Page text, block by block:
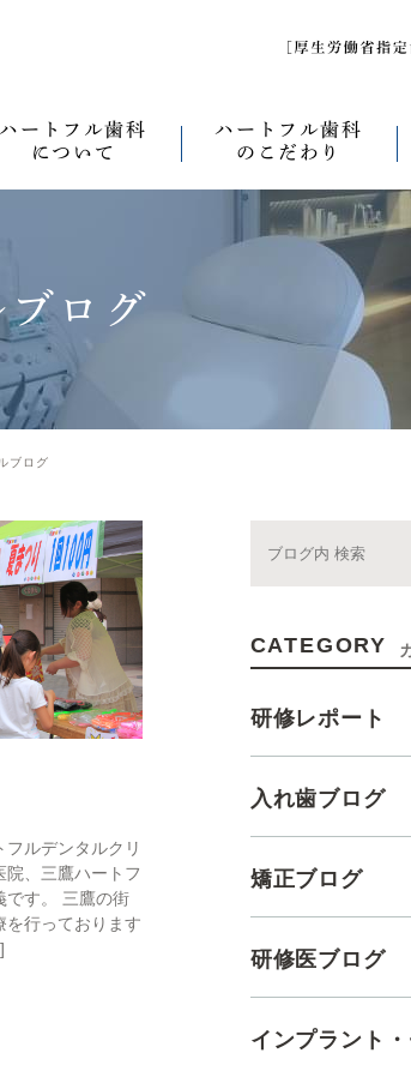
ワンデイジルコニア治療
予防・メンテナンス
オールオン4
口臭外来
訪問歯科診療
ハートフル歯科
について
ートフルの治療
内設備
トフル歯科
ループ院の案内
ハートフル歯科
のこだわり
なるべく痛くない治療
なるべく削らない治療
なるべく抜かない治療
なるべく短期間の治療
滅菌管理について
ログ
ブログ
ルデンタルクリ
院、三鷹ハートフ
です。 三鷹の街
を行っております
CATEGORY
研修レポート
入れ歯ブログ
矯正ブログ
研修医ブログ
インプラント